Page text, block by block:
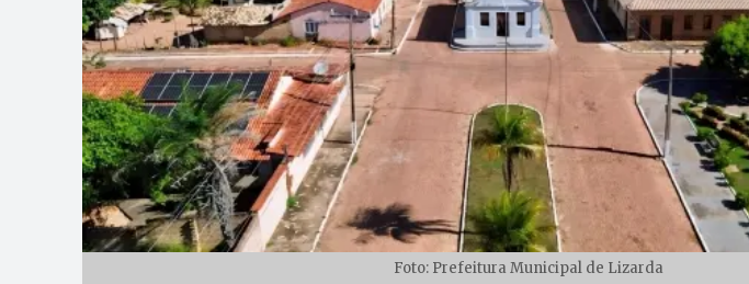
Foto: Prefeitura Municipal de Lizarda